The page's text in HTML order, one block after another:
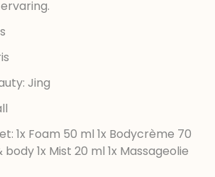
Jing
1x Foam 50 ml 1x Bodycrème 70
body 1x Mist 20 ml 1x Massageolie